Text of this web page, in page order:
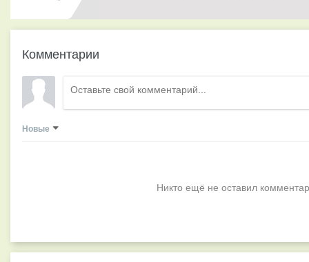
Комментарии
Новые
Никто ещё не оставил